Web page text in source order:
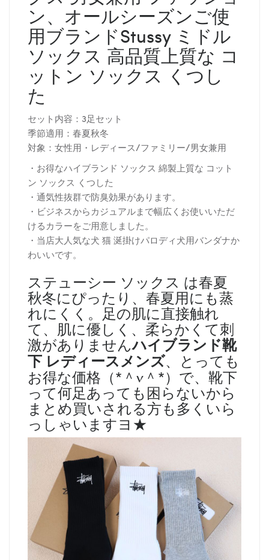
ン、オールシーズンご使
用ブランドStussy ミドル
ソックス 高品質上質な コ
ットン ソックス くつし
た
セット内容：3足セット
季節適用：春夏秋冬
対象：女性用・レディース/ファミリー/男女兼用
・お得なハイブランド ソックス 綿製上質な コット
ン ソックス くつした
・通気性抜群で防臭効果があります。
・ビジネスからカジュアルまで幅広くお使いいただ
けるカラーをご用意しました。
・当店大人気な犬 猫 涎掛けパロディ犬用バンダナか
わいいです。
ステューシー ソックス は春夏
秋冬にぴったり、春夏用にも蒸
れにくく。足の肌に直接触れ
て、肌に優しく、柔らかくて刺
激がありませんハイブランド靴
下 レディースメンズ、とっても
お得な価格（*＾v＾*）で、靴下
って何足あっても困らないから
まとめ買いされる方も多くいら
っしゃいますヨ★